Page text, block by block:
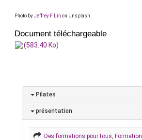
Photo byJeffrey F Lin on Unsplash
Document téléchargeable
(583.40 Ko)
Pilates
présentation
Des formations pour tous, Formation